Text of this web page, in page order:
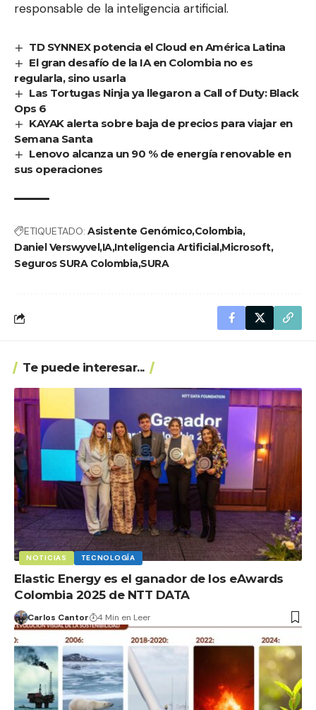
responsable de la inteligencia artificial.
TD SYNNEX potencia el Cloud en América Latina
El gran desafío de la IA en Colombia no es
regularla, sino usarla
Las Tortugas Ninja ya llegaron a Call of Duty: Black
Ops 6
KAYAK alerta sobre baja de precios para viajar en
Semana Santa
Lenovo alcanza un 90 % de energía renovable en
sus operaciones
ETIQUETADO: Asistente GenómicoColombia
Daniel VerswyvelIAInteligencia ArtificialMicrosoft
Seguros SURA ColombiaSURA
Te puede interesar...
NOTICIAS TECNOLOGÍA
Elastic Energy es el ganador de los eAwards
Colombia 2025 de NTT DATA
Carlos Cantor 4 Min en Leer